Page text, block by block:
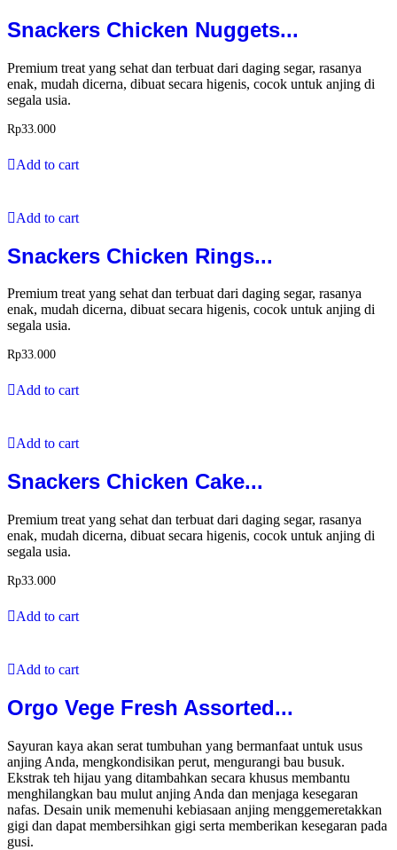
Snackers Chicken Nuggets...
Premium treat yang sehat dan terbuat dari daging segar, rasanya
enak, mudah dicerna, dibuat secara higenis, cocok untuk anjing di
segala usia.
Rp33.000
Add to cart
Add to cart
Snackers Chicken Rings...
Premium treat yang sehat dan terbuat dari daging segar, rasanya
enak, mudah dicerna, dibuat secara higenis, cocok untuk anjing di
segala usia.
Rp33.000
Add to cart
Add to cart
Snackers Chicken Cake...
Premium treat yang sehat dan terbuat dari daging segar, rasanya
enak, mudah dicerna, dibuat secara higenis, cocok untuk anjing di
segala usia.
Rp33.000
Add to cart
Add to cart
Orgo Vege Fresh Assorted...
Sayuran kaya akan serat tumbuhan yang bermanfaat untuk usus
anjing Anda, mengkondisikan perut, mengurangi bau busuk.
Ekstrak teh hijau yang ditambahkan secara khusus membantu
menghilangkan bau mulut anjing Anda dan menjaga kesegaran
nafas. Desain unik memenuhi kebiasaan anjing menggemeretakkan
gigi dan dapat membersihkan gigi serta memberikan kesegaran pada
gusi.